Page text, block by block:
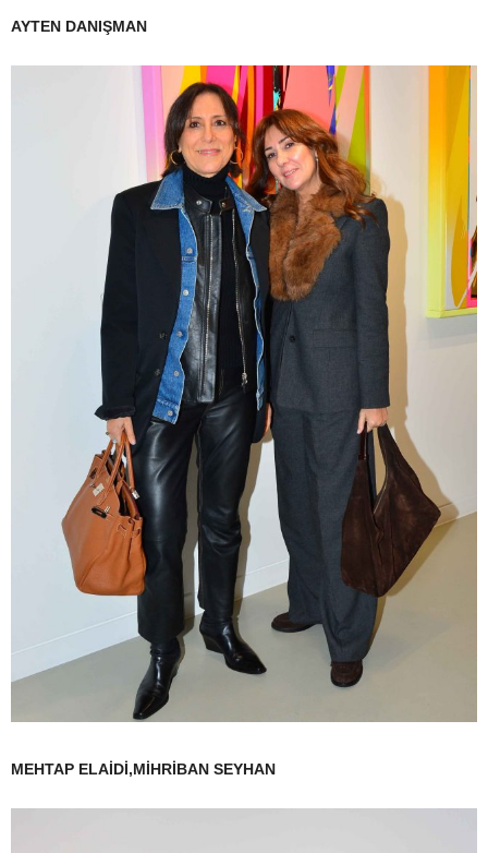
AYTEN DANIŞMAN
MEHTAP ELAİDİ,MİHRİBAN SEYHAN